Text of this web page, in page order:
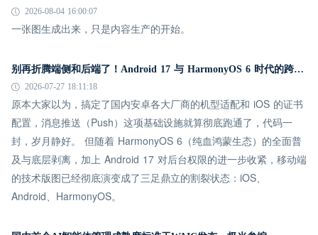
2026-08-04 16:00:07
一张图生成出来，只是内容生产的开始。
别再折腾端侧和后端了！Android 17 与 HarmonyOS 6 时代的跨平台推送指南
2026-07-27 18:11:18
原本大家以为，搞定了国内安卓各大厂商的机型适配和 iOS 的证书
配置，消息推送（Push）这项基础设施就算彻底跑通了，代码一
封，岁月静好。 但随着 HarmonyOS 6（纯血鸿蒙生态）的全面普
及与底层剥离，加上 Android 17 对后台权限的进一步收紧，移动端
的技术版图已经彻底演变成了三足鼎立的割裂状态：iOS、
Android、HarmonyOS。